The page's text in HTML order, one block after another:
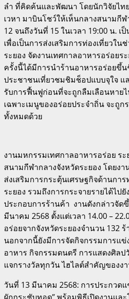
ลำ ที่คิดค้นและพัฒนา โดยนักวิจัยไท
เวหา มาบินโชว์ให้เห็นกลางสนามกี
12 จนถึงวันที่ 15 ในเวลา 19:00 น.
เพื่อเป็นการส่งเสริมการท่องเที่ยวใ
ระยอง จัดงานเทศกาลอาหารอร่อยร
ครั้งนี้ได้มีการนำร้านอาหารอร่อยขึ้
ประชาชนเที่ยวชมชิมช็อปแบบจุใจ
รับการฟื้นฟูก่อนที่จะถูกลืมเลือนหายไ
เฉพาะเมนูของอร่อยประจำถิ่น จะถู
ทั้งหมดด้วย
งานมหกรรมเทศกาลอาหารอร่อย ร
สนามกีฬากลางจังหวัดระยอง โดยง
ส่งเสริมการกระตุ้นเศรษฐกิจด้านกา
ระยอง รวมถึงการกระจายรายได้ไป
ประกอบการร้านค้า งานดังกล่าวจัด
มีนาคม 2568 ตั้งแต่เวลา 14.00 –
อร่อยจากจังหวัดระยองจำนวน 132
นอกจากนี้ยังมีการจัดกิจกรรมการแ
อาหาร กิจกรรมดนตรี การแสดงศิล
แจกรางวัลทุกวัน ไฮไลต์สำคัญของง
วันที่ 13 มีนาคม 2568: การประกวด